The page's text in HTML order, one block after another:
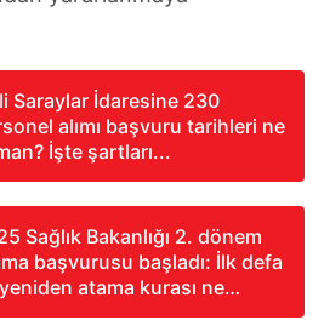
Saraylar İdaresine 230
alımı başvuru tarihleri ne
İşte şartları...
Sağlık Bakanlığı 2. dönem
başvurusu başladı: İlk defa
atama kurası ne
İşte başvuru şartları